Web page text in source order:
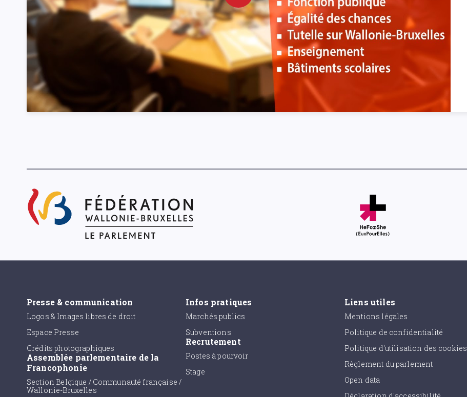
Presse & communication
Logos & Images libres de droit
Espace Presse
Crédits photographiques
Assemblée parlementaire de la
Francophonie
Section Belgique / Communauté française /
Wallonie-Bruxelles
Infos pratiques
Marchés publics
Subventions
Recrutement
Postes à pourvoir
Stage
Liens utiles
Mentions légales
Politique de confidentialité
Politique d'utilisation des cookies
Règlement du parlement
Open data